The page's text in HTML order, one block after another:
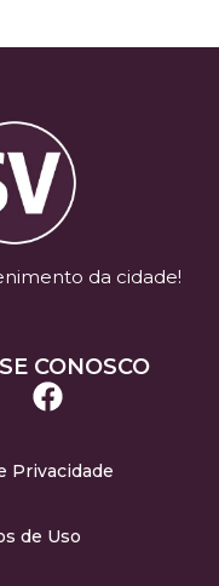
da cidade!
CONOSCO
Privacidade
de Uso